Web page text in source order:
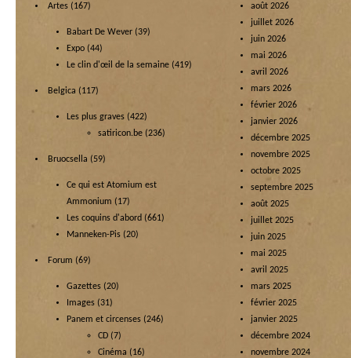
Artes (167)
Babart De Wever (39)
Expo (44)
Le clin d'œil de la semaine (419)
Belgica (117)
Les plus graves (422)
satiricon.be (236)
Bruocsella (59)
Ce qui est Atomium est
Ammonium (17)
Les coquins d'abord (661)
Manneken-Pis (20)
Forum (69)
Gazettes (20)
Images (31)
Panem et circenses (246)
CD (7)
Cinéma (16)
août 2026
juillet 2026
juin 2026
mai 2026
avril 2026
mars 2026
février 2026
janvier 2026
décembre 2025
novembre 2025
octobre 2025
septembre 2025
août 2025
juillet 2025
juin 2025
mai 2025
avril 2025
mars 2025
février 2025
janvier 2025
décembre 2024
novembre 2024